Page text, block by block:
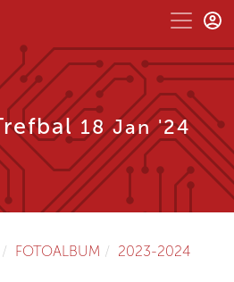
18 Jan '24
FOTOALBUM
2023-2024